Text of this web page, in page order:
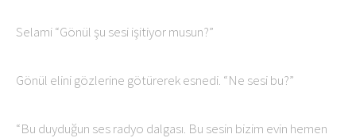
Selami “Gönül şu sesi işitiyor musun?”
Gönül elini gözlerine götürerek esnedi. “Ne sesi bu?”
“Bu duyduğun ses radyo dalgası. Bu sesin bizim evin hemen